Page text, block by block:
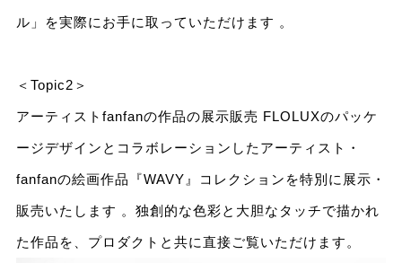
ル」を実際にお手に取っていただけます 。
＜Topic2＞
アーティストfanfanの作品の展示販売 FLOLUXのパッケ
ージデザインとコラボレーションしたアーティスト・
fanfanの絵画作品『WAVY』コレクションを特別に展示・
販売いたします 。独創的な色彩と大胆なタッチで描かれ
た作品を、プロダクトと共に直接ご覧いただけます。